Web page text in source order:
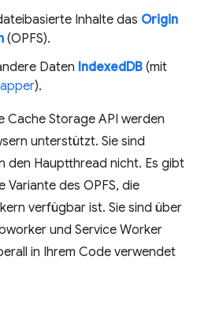
Inhalte das Origin
(OPFS).
Daten IndexedDB (mit
).
Cache Storage API werden
unterstützt. Sie sind
den Hauptthread nicht. Es gibt
Variante des OPFS, die
verfügbar ist. Sie sind über
und Service Worker
in Ihrem Code verwendet